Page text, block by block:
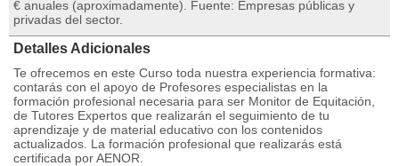
€ anuales (aproximadamente). Fuente: Empresas públicas y
privadas del sector.
Detalles Adicionales
Te ofrecemos en este Curso toda nuestra experiencia formativa:
contarás con el apoyo de Profesores especialistas en la
formación profesional necesaria para ser Monitor de Equitación,
de Tutores Expertos que realizarán el seguimiento de tu
aprendizaje y de material educativo con los contenidos
actualizados. La formación profesional que realizarás está
certificada por AENOR.